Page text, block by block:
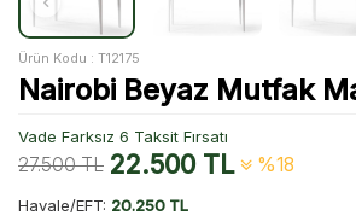
Ürün Kodu : T12175
Nairobi Beyaz Mutfak
Vade Farksız 6 Taksit Fırsatı
27.500TL 22.500TL %18
Havale/EFT: 20.250 TL